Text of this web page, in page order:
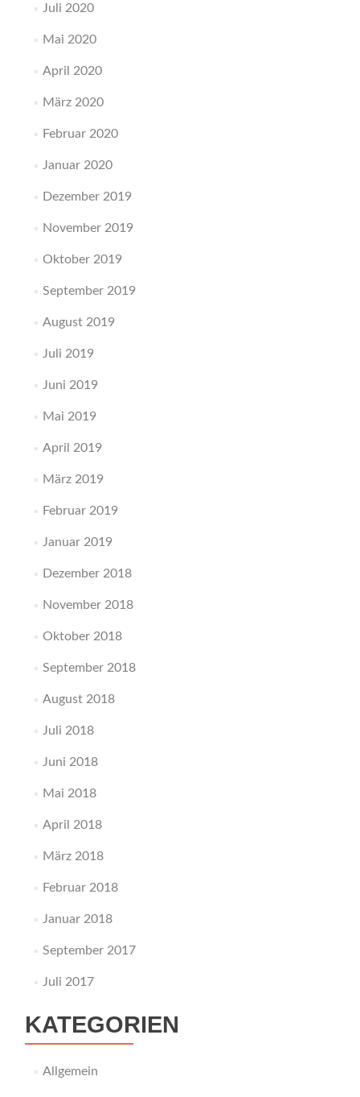
Juli 2020
Mai 2020
April 2020
März 2020
Februar 2020
Januar 2020
Dezember 2019
November 2019
Oktober 2019
September 2019
August 2019
Juli 2019
Juni 2019
Mai 2019
April 2019
März 2019
Februar 2019
Januar 2019
Dezember 2018
November 2018
Oktober 2018
September 2018
August 2018
Juli 2018
Juni 2018
Mai 2018
April 2018
März 2018
Februar 2018
Januar 2018
September 2017
Juli 2017
KATEGORIEN
Allgemein